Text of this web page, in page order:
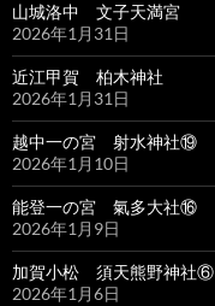
山城洛中 文子天満宮
2026年1月31日
近江甲賀 柏木神社
2026年1月31日
越中一の宮 射水神社⑲
2026年1月10日
能登一の宮 氣多大社⑯
2026年1月9日
加賀小松 須天熊野神社⑥
2026年1月6日